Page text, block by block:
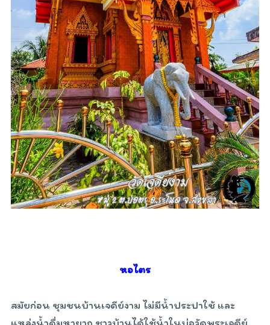
หอไตร
สมัยก่อน ชุมชนบ้านเจดีย์งาม ไม่มีน้ำประปาใช้ และ
แหล่งน้ำดื่มหายาก ชาวบ้านได้ใช้น้ำในบ่อวัดพระเจดีย์